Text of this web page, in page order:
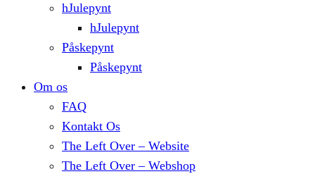
hJulepynt
hJulepynt
Påskepynt
Påskepynt
Om os
FAQ
Kontakt Os
The Left Over – Website
The Left Over – Webshop